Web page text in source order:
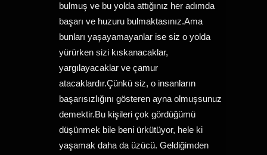
bulmuş ve bu yolda attığınız her adımda
başarı ve huzuru bulmaktasınız.Ama
bunları yaşayamayanlar ise siz o yolda
yürürken sizi kıskanacaklar,
yargılayacaklar ve çamur
atacaklardır.Çünkü siz, o insanların
başarısızlığını gösteren ayna olmuşsunuz
demektir.Bu kişileri çok gördüğümü
düşünmek bile beni ürkütüyor, hele ki
yaşamak daha da üzücü. Geldiğimden